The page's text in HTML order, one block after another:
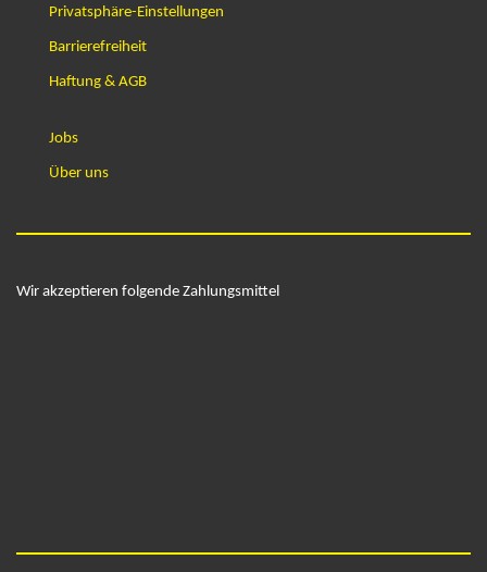
Privatsphäre-Einstellungen
Barrierefreiheit
Haftung & AGB
Jobs
Über uns
Wir akzeptieren folgende Zahlungsmittel